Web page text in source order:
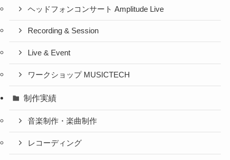
ヘッドフォンコンサート Amplitude Live
Recording & Session
Live & Event
ワークショップ MUSICTECH
制作実績
音楽制作・楽曲制作
レコーディング